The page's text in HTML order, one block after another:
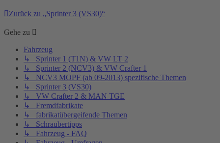
Zurück zu „Sprinter 3 (VS30)“
Gehe zu
Fahrzeug
↳ Sprinter 1 (T1N) & VW LT 2
↳ Sprinter 2 (NCV3) & VW Crafter 1
↳ NCV3 MOPF (ab 09-2013) spezifische Themen
↳ Sprinter 3 (VS30)
↳ VW Crafter 2 & MAN TGE
↳ Fremdfabrikate
↳ fabrikatübergeifende Themen
↳ Schraubertipps
↳ Fahrzeug - FAQ